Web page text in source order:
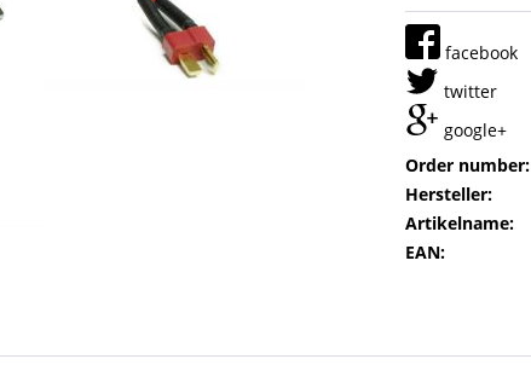
facebook
twitter
google+
Order number:
Hersteller:
Artikelname:
EAN: